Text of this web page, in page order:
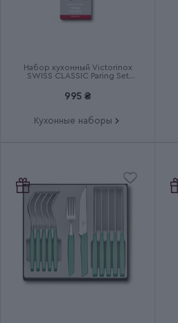
Набор кухонный Victorinox
SWISS CLASSIC Paring Set
995 ₴
Кухонные наборы